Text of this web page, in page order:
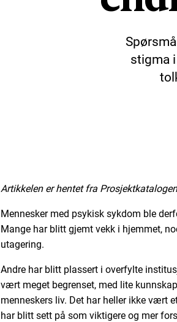
stigma
Artikkelen er hentet fra
Mennesker med psykisk sykdom ble
Mange har blitt gjemt vekk i hjemmet,
utagering.
Andre har blitt plassert i overfylte
vært meget begrenset, med lite
menneskers liv. Det har heller ikke vært
har blitt sett på som viktigere og mer